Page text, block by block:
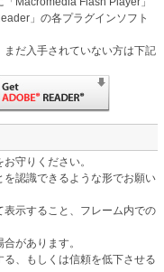
」の各プラグインソフト
だ入手されていない方は下記
守りください。
を認識できるような形でお願い
示すること、フレーム内での
があります。
る、もしくは信頼を低下させる